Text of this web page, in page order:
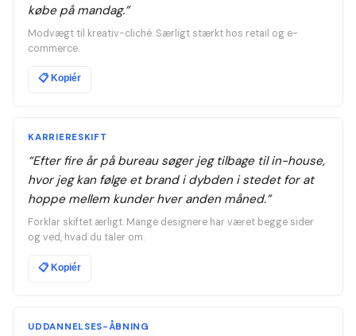
købe på mandag.”
Modvægt til kreativ-cliché. Særligt stærkt hos retail og e-
commerce.
📋Kopiér
KARRIERESKIFT
“Efter fire år på bureau søger jeg tilbage til in-house,
hvor jeg kan følge et brand i dybden i stedet for at
hoppe mellem kunder hver anden måned.”
Forklar skiftet ærligt. Mange designere har været begge sider
og ved, hvad du taler om.
📋Kopiér
UDDANNELSES-ÅBNING